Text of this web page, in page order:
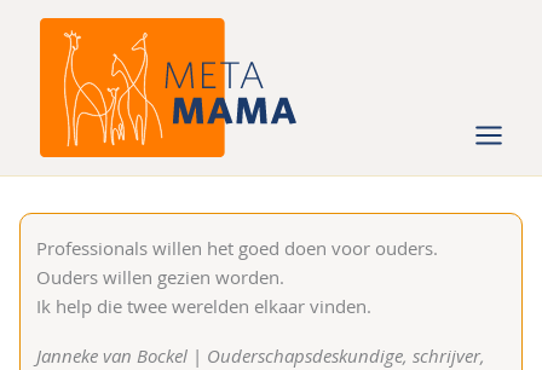
Professionals willen het goed doen voor ouders.
Ouders willen gezien worden.
Ik help die twee werelden elkaar vinden.
Janneke van Bockel | Ouderschapsdeskundige, schrijver,